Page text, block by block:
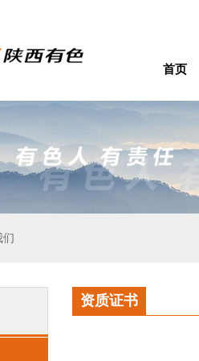
首页
们
资质证书